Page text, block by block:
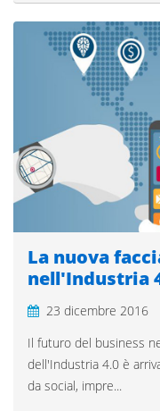
La nuova
nell'Industria
23 dicembre 2016
Il futuro del business
dell'Industria 4.0 è
da social, impre...